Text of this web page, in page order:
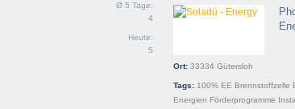
Ø 5 Tage:
4
Heute:
5
Ort: 33334 Gütersloh
Tags: 100% EE Brennstoffzelle
Energien Förderprogramme